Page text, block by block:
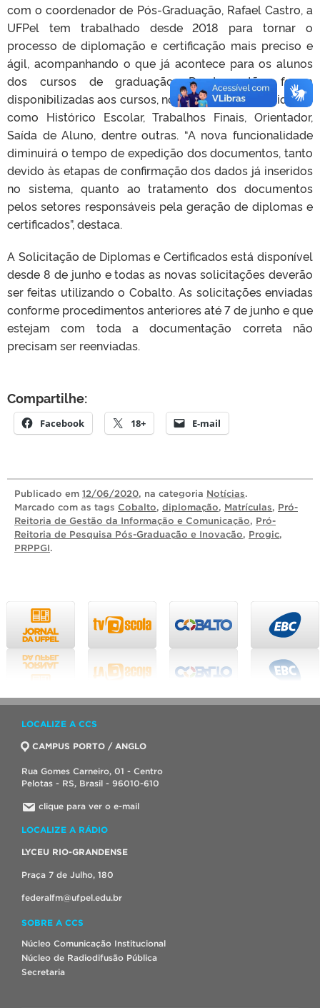
com o coordenador de Pós-Graduação, Rafael Castro, a
UFPel tem trabalhado desde 2018 para tornar o
processo de diplomação e certificação mais preciso e
ágil, acompanhando o que já acontece para os alunos
dos cursos de graduação. Desde então, foram
disponibilizadas aos cursos, no Cobalto, funcionalidades
como Histórico Escolar, Trabalhos Finais, Orientador,
Saída de Aluno, dentre outras. “A nova funcionalidade
diminuirá o tempo de expedição dos documentos, tanto
devido às etapas de confirmação dos dados já inseridos
no sistema, quanto ao tratamento dos documentos
pelos setores responsáveis pela geração de diplomas e
certificados”, destaca.
A Solicitação de Diplomas e Certificados está disponível
desde 8 de junho e todas as novas solicitações deverão
ser feitas utilizando o Cobalto. As solicitações enviadas
conforme procedimentos anteriores até 7 de junho e que
estejam com toda a documentação correta não
precisam ser reenviadas.
Compartilhe:
Facebook 18+ E-mail
Publicado em 12/06/2020, na categoria Notícias.
Marcado com as tags Cobalto, diplomação, Matrículas, Pró-
Reitoria de Gestão da Informação e Comunicação, Pró-
Reitoria de Pesquisa Pós-Graduação e Inovação, Progic,
PRPPGI.
LOCALIZE A CCS
CAMPUS PORTO / ANGLO
Rua Gomes Carneiro, 01 - Centro
Pelotas - RS, Brasil - 96010-610
clique para ver o e-mail
LOCALIZE A RÁDIO
LYCEU RIO-GRANDENSE
Praça 7 de Julho, 180
federalfm@ufpel.edu.br
SOBRE A CCS
Núcleo Comunicação Institucional
Núcleo de Radiodifusão Pública
Secretaria